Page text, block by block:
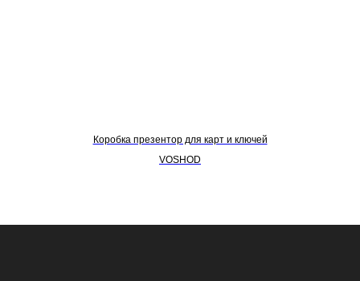
Коробка презентор для карт и ключей
VOSHOD